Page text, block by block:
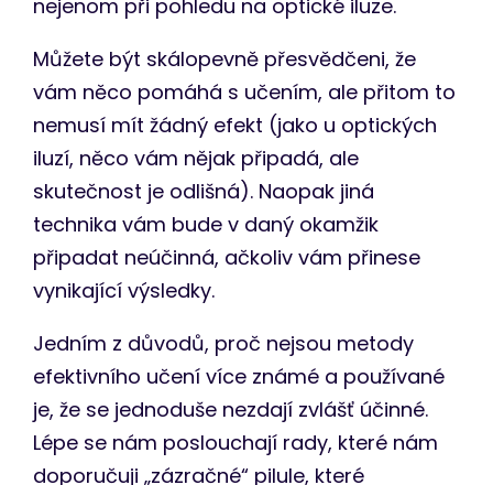
nejenom při pohledu na optické iluze.
Můžete být skálopevně přesvědčeni, že
vám něco pomáhá s učením, ale přitom to
nemusí mít žádný efekt (jako u optických
iluzí, něco vám nějak připadá, ale
skutečnost je odlišná). Naopak jiná
technika vám bude v daný okamžik
připadat neúčinná, ačkoliv vám přinese
vynikající výsledky.
Jedním z důvodů, proč nejsou metody
efektivního učení více známé a používané
je, že se jednoduše nezdají zvlášť účinné.
Lépe se nám poslouchají rady, které nám
doporučuji „zázračné“ pilule, které